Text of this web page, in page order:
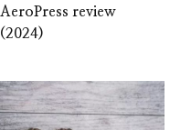
AeroPress review
(2024)